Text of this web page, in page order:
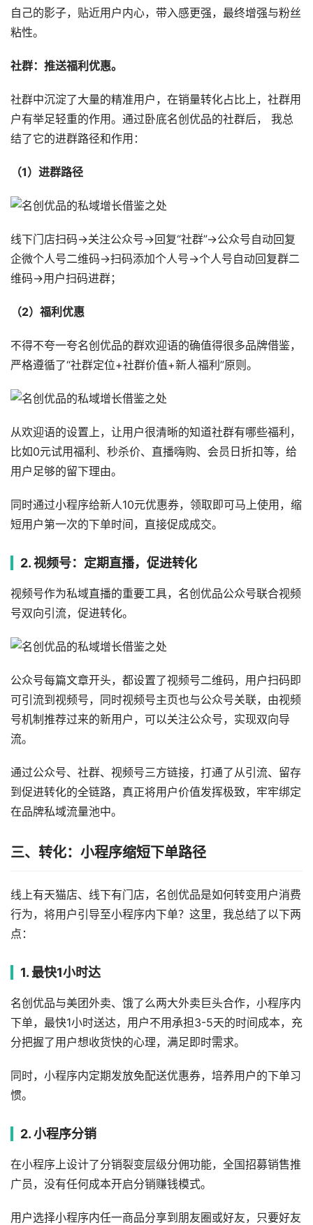
自己的影子，贴近用户内心，带入感更强，最终增强与粉丝
粘性。
社群：推送福利优惠。
社群中沉淀了大量的精准用户，在销量转化占比上，社群用
户有举足轻重的作用。通过卧底名创优品的社群后， 我总
结了它的进群路径和作用：
（1）进群路径
线下门店扫码→关注公众号→回复“社群”→公众号自动回复
企微个人号二维码→扫码添加个人号→个人号自动回复群二
维码→用户扫码进群；
（2）福利优惠
不得不夸一夸名创优品的群欢迎语的确值得很多品牌借鉴，
严格遵循了“社群定位+社群价值+新人福利”原则。
从欢迎语的设置上，让用户很清晰的知道社群有哪些福利，
比如0元试用福利、秒杀价、直播嗨购、会员日折扣等，给
用户足够的留下理由。
同时通过小程序给新人10元优惠券，领取即可马上使用，缩
短用户第一次的下单时间，直接促成成交。
2. 视频号：定期直播，促进转化
视频号作为私域直播的重要工具，名创优品公众号联合视频
号双向引流，促进转化。
公众号每篇文章开头，都设置了视频号二维码，用户扫码即
可引流到视频号，同时视频号主页也与公众号关联，由视频
号机制推荐过来的新用户，可以关注公众号，实现双向导
流。
通过公众号、社群、视频号三方链接，打通了从引流、留存
到促进转化的全链路，真正将用户价值发挥极致，牢牢绑定
在品牌私域流量池中。
三、转化：小程序缩短下单路径
线上有天猫店、线下有门店，名创优品是如何转变用户消费
行为，将用户引导至小程序内下单？这里，我总结了以下两
点：
1. 最快1小时达
名创优品与美团外卖、饿了么两大外卖巨头合作，小程序内
下单，最快1小时送达，用户不用承担3-5天的时间成本，充
分把握了用户想收货快的心理，满足即时需求。
同时，小程序内定期发放免配送优惠券，培养用户的下单习
惯。
2. 小程序分销
在小程序上设计了分销裂变层级分佣功能，全国招募销售推
广员，没有任何成本开启分销赚钱模式。
用户选择小程序内任一商品分享到朋友圈或好友，只要好友